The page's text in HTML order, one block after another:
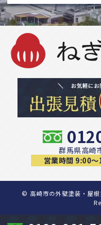
群馬県高崎
営業時間 9:00
© 高崎市の外壁塗装・屋